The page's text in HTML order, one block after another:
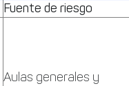
Fuente de riesgo
Aulas generales y